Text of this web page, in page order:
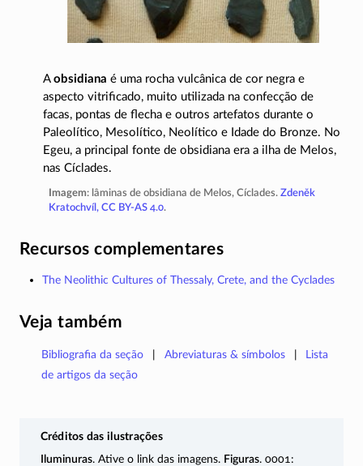
A obsidiana é uma rocha vulcânica de cor negra e
aspecto vitrificado, muito utilizada na confecção de
facas, pontas de flecha e outros artefatos durante o
Paleolítico, Mesolítico, Neolítico e Idade do Bronze. No
Egeu, a principal fonte de obsidiana era a ilha de Melos,
nas Cíclades.
Imagem: lâminas de obsidiana de Melos, Cíclades. Zdeněk
Kratochvíl, CC BY-AS 4.0.
Recursos complementares
The Neolithic Cultures of Thessaly, Crete, and the Cyclades
Veja também
Bibliografia da seção Abreviaturas & símbolos
Lista
de artigos da seção
Créditos das ilustrações
Iluminuras. Ative o link das imagens. Figuras. 0001: